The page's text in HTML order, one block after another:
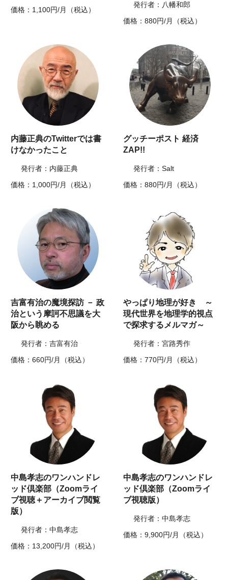
価格：1,100円/月（税込）
発行者：八幡和郎
価格：880円/月（税込）
内藤正典のTwitterでは書
けなかったこと
発行者：内藤正典
価格：1,000円/月（税込）
グッチーポスト 経済
ZAP!!
発行者：Salt
価格：880円/月（税込）
吉富有治の魔境探訪 － 政
治という摩訶不思議を大
阪から眺める
発行者：吉富有治
価格：660円/月（税込）
やっぱり地理が好き ～
現代世界を地理学的視点
で探求するメルマガ～
発行者：宮路秀作
価格：770円/月（税込）
中島孝志のワンハンドレ
ッド倶楽部（Zoomライ
ブ視聴＋アーカイブ閲覧
版）
発行者：中島孝志
価格：13,200円/月（税込）
中島孝志のワンハンドレ
ッド倶楽部（Zoomライ
ブ視聴版）
発行者：中島孝志
価格：9,900円/月（税込）